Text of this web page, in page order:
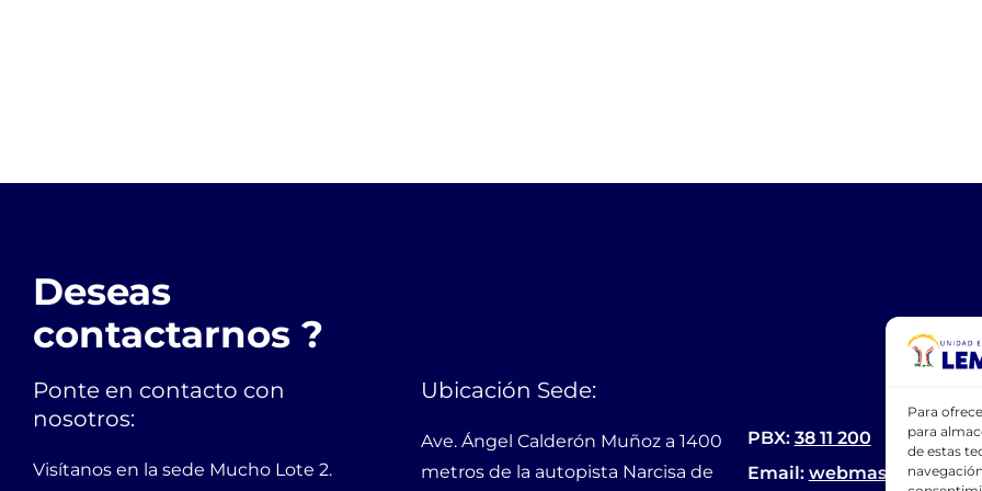
Para
para
de estas
Deseas
contactarnos ?
Ponte en contacto con
nosotros:
Visítanos en la sede Mucho Lote 2.
Ubicación Sede:
Ave. Ángel Calderón Muñoz a 1400
metros de la autopista Narcisa de
PBX: 38 11 200
Email: